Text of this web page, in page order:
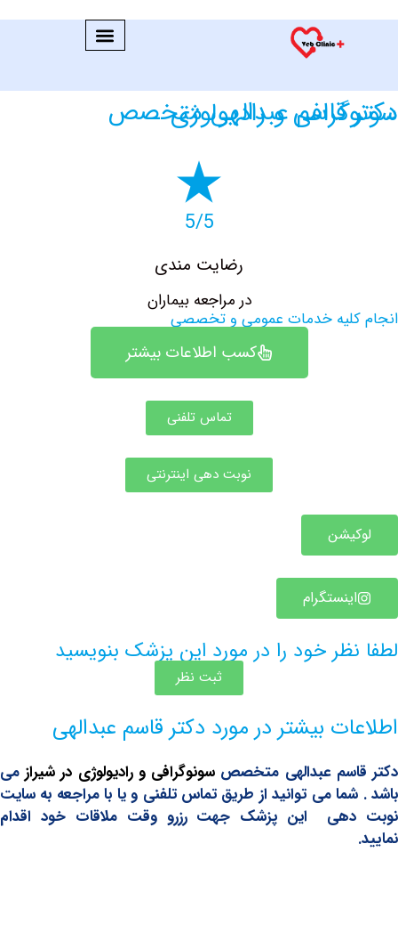
متخصص سونوگرافی و رادیولوژی
رضایت مندی
در مراجعه بیماران
خدمات عمومی و تخصصی
کسب اطلاعات بیشتر
تماس تلفنی
نوبت دهی اینترنتی
خود را در مورد این پزشک بنویسید
ثبت نظر
بیشتر در مورد دکتر قاسم عبدالهی
عبدالهی متخصصسونوگرافی و رادیولوژی در شیرازمی
می توانید از طریق تماس تلفنی و یا با مراجعه به سایت
این پزشک جهت رزرو وقت ملاقات خود اقدام